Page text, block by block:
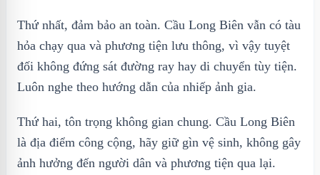
Thứ nhất, đảm bảo an toàn. Cầu Long Biên vẫn có tàu
hỏa chạy qua và phương tiện lưu thông, vì vậy tuyệt
đối không đứng sát đường ray hay di chuyển tùy tiện.
Luôn nghe theo hướng dẫn của nhiếp ảnh gia.
Thứ hai, tôn trọng không gian chung. Cầu Long Biên
là địa điểm công cộng, hãy giữ gìn vệ sinh, không gây
ảnh hưởng đến người dân và phương tiện qua lại.